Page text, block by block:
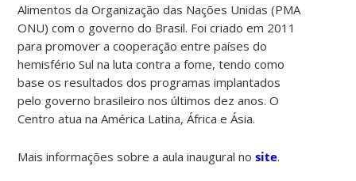
Alimentos da Organização das Nações Unidas (PMA
ONU) com o governo do Brasil. Foi criado em 2011
para promover a cooperação entre países do
hemisfério Sul na luta contra a fome, tendo como
base os resultados dos programas implantados
pelo governo brasileiro nos últimos dez anos. O
Centro atua na América Latina, África e Ásia.
Mais informações sobre a aula inaugural nosite.